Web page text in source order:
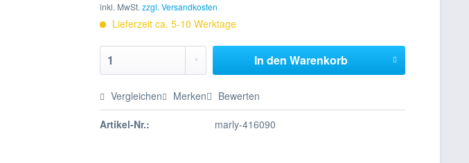
inkl. MwSt.zzgl. Versandkosten
Lieferzeit ca. 5-10 Werktage
In den Warenkorb
Vergleichen Merken Bewerten
Artikel-Nr.: marly-416090